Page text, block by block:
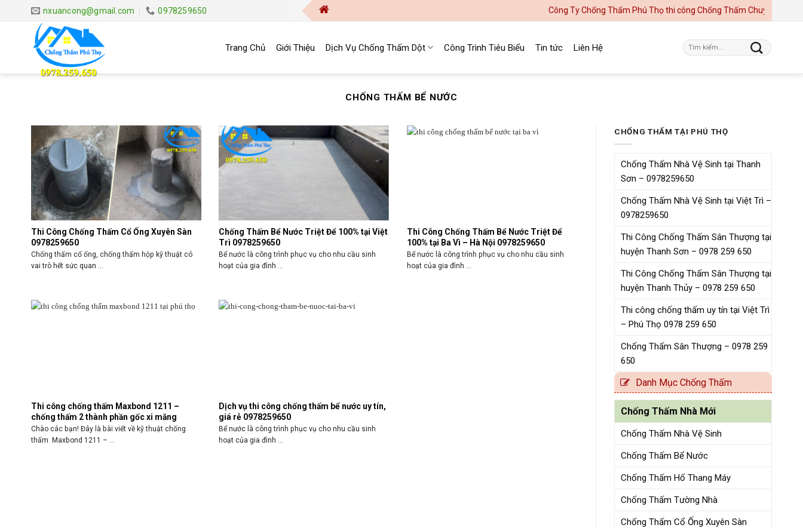
nxuancong@gmail.com 0978259650 Công Ty Chống Thấm Phú Thọ thi công Chống Thấm Chuyên Nghiệp,
Trang Chủ Giới Thiệu Dịch Vụ Chống Thấm Dột Công Trình Tiêu Biểu Tin tức Liên Hệ
CHỐNG THẤM BỂ NƯỚC
Thi Công Chống Thấm Cổ Ống Xuyên Sàn
0978259650
Chống thấm cổ ống, chống thấm hộp kỹ thuật có
vai trò hết sức quan ...
Chống Thấm Bể Nước Triệt Để 100% tại Việt
Trì 0978259650
Bể nước là công trình phục vụ cho nhu cầu sinh
hoạt của gia đình ...
Thi Công Chống Thấm Bể Nước Triệt Để
100% tại Ba Vì – Hà Nội 0978259650
Bể nước là công trình phục vụ cho nhu cầu sinh
hoạt của gia đình ...
Thi công chống thấm Maxbond 1211 –
chống thấm 2 thành phần gốc xi măng
Chào các bạn! Đây là bài viết về kỹ thuật chống
thấm Maxbond 1211 – ...
Dịch vụ thi công chống thấm bể nước uy tín,
giá rẻ 0978259650
Bể nước là công trình phục vụ cho nhu cầu sinh
hoạt của gia đình ...
CHỐNG THẤM TẠI PHÚ THỌ
Chống Thấm Nhà Vệ Sinh tại Thanh
Sơn – 0978259650
Chống Thấm Nhà Vệ Sinh tại Việt Trì –
0978259650
Thi Công Chống Thấm Sân Thượng tại
huyện Thanh Sơn – 0978 259 650
Thi Công Chống Thấm Sân Thượng tại
huyện Thanh Thủy – 0978 259 650
Thi công chống thấm uy tín tại Việt Trì
– Phú Thọ 0978 259 650
Chống Thấm Sân Thượng – 0978 259
650
Danh Mục Chống Thấm
Chống Thấm Nhà Mới
Chống Thấm Nhà Vệ Sinh
Chống Thấm Bể Nước
Chống Thấm Hố Thang Máy
Chống Thấm Tường Nhà
Chống Thấm Cổ Ống Xuyên Sàn